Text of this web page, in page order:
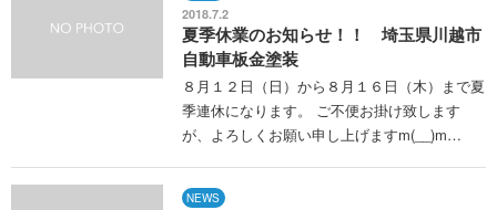
2018.7.2
夏季休業のお知らせ！！ 埼玉県川越市
自動車板金塗装
８月１２日（日）から８月１６日（木）まで夏
季連休になります。 ご不便お掛け致します
が、よろしくお願い申し上げますm(__)m…
NEWS